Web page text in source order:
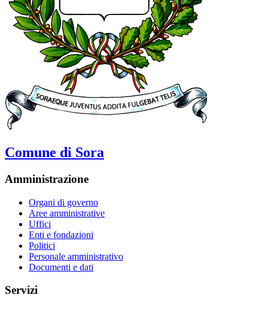
Comune di Sora
Amministrazione
Organi di governo
Aree amministrative
Uffici
Enti e fondazioni
Politici
Personale amministrativo
Documenti e dati
Servizi